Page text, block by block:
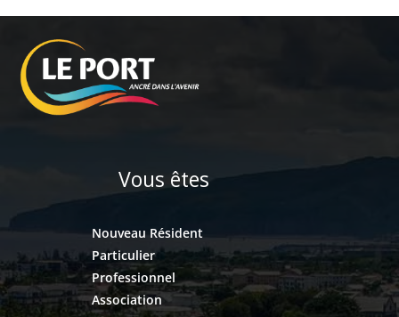
Vous êtes
Nouveau Résident
Particulier
Professionnel
Association